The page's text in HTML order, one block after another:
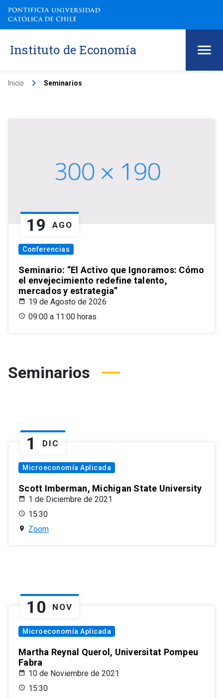
Instituto de Economía
Inicio keyboard_arrow_right Seminarios
19 AGO
Conferencias
Seminario: “El Activo que Ignoramos: Cómo
el envejecimiento redefine talento,
mercados y estrategia”
19 de Agosto de 2026
09:00 a 11:00 horas
Seminarios
1 DIC
Microeconomía Aplicada
Scott Imberman, Michigan State University
1 de Diciembre de 2021
15:30
Zoom
10 NOV
Microeconomía Aplicada
Martha Reynal Querol, Universitat Pompeu
Fabra
10 de Noviembre de 2021
15:30